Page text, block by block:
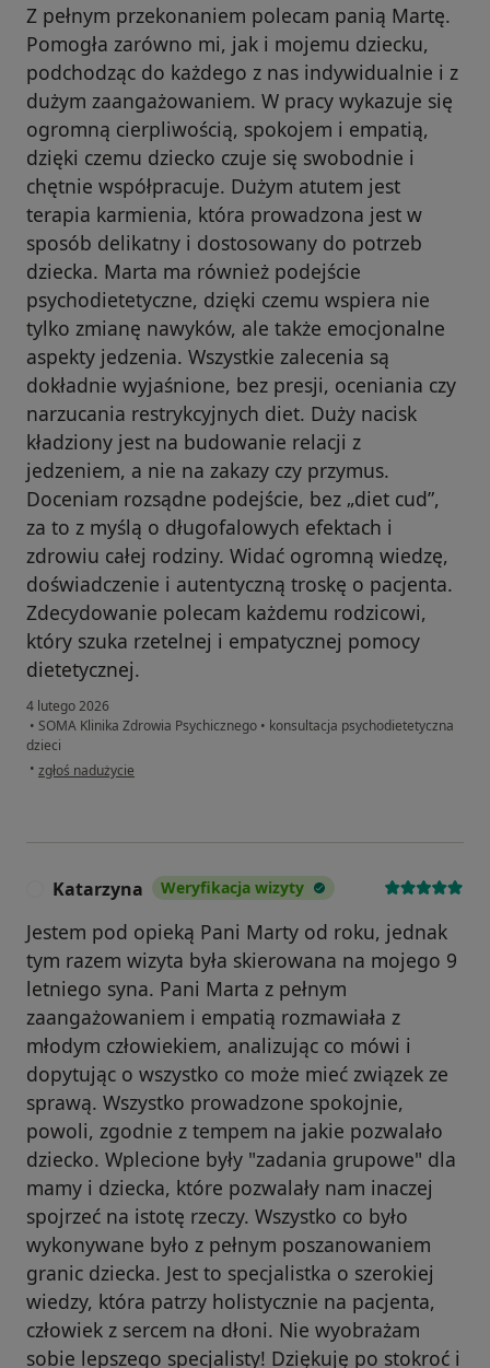
Z pełnym przekonaniem polecam panią Martę.
Pomogła zarówno mi, jak i mojemu dziecku,
podchodząc do każdego z nas indywidualnie i z
dużym zaangażowaniem. W pracy wykazuje się
ogromną cierpliwością, spokojem i empatią,
dzięki czemu dziecko czuje się swobodnie i
chętnie współpracuje. Dużym atutem jest
terapia karmienia, która prowadzona jest w
sposób delikatny i dostosowany do potrzeb
dziecka. Marta ma również podejście
psychodietetyczne, dzięki czemu wspiera nie
tylko zmianę nawyków, ale także emocjonalne
aspekty jedzenia. Wszystkie zalecenia są
dokładnie wyjaśnione, bez presji, oceniania czy
narzucania restrykcyjnych diet. Duży nacisk
kładziony jest na budowanie relacji z
jedzeniem, a nie na zakazy czy przymus.
Doceniam rozsądne podejście, bez „diet cud”,
za to z myślą o długofalowych efektach i
zdrowiu całej rodziny. Widać ogromną wiedzę,
doświadczenie i autentyczną troskę o pacjenta.
Zdecydowanie polecam każdemu rodzicowi,
który szuka rzetelnej i empatycznej pomocy
dietetycznej.
4 lutego 2026
• SOMA Klinika Zdrowia Psychicznego • konsultacja psychodietetyczna
dzieci
• w opinii użytkownika Maria
zgłoś nadużycie
Katarzyna Weryfikacja wizyty
Jestem pod opieką Pani Marty od roku, jednak
tym razem wizyta była skierowana na mojego 9
letniego syna. Pani Marta z pełnym
zaangażowaniem i empatią rozmawiała z
młodym człowiekiem, analizując co mówi i
dopytując o wszystko co może mieć związek ze
sprawą. Wszystko prowadzone spokojnie,
powoli, zgodnie z tempem na jakie pozwalało
dziecko. Wplecione były "zadania grupowe" dla
mamy i dziecka, które pozwalały nam inaczej
spojrzeć na istotę rzeczy. Wszystko co było
wykonywane było z pełnym poszanowaniem
granic dziecka. Jest to specjalistka o szerokiej
wiedzy, która patrzy holistycznie na pacjenta,
człowiek z sercem na dłoni. Nie wyobrażam
sobie lepszego specjalisty! Dziękuję po stokroć i